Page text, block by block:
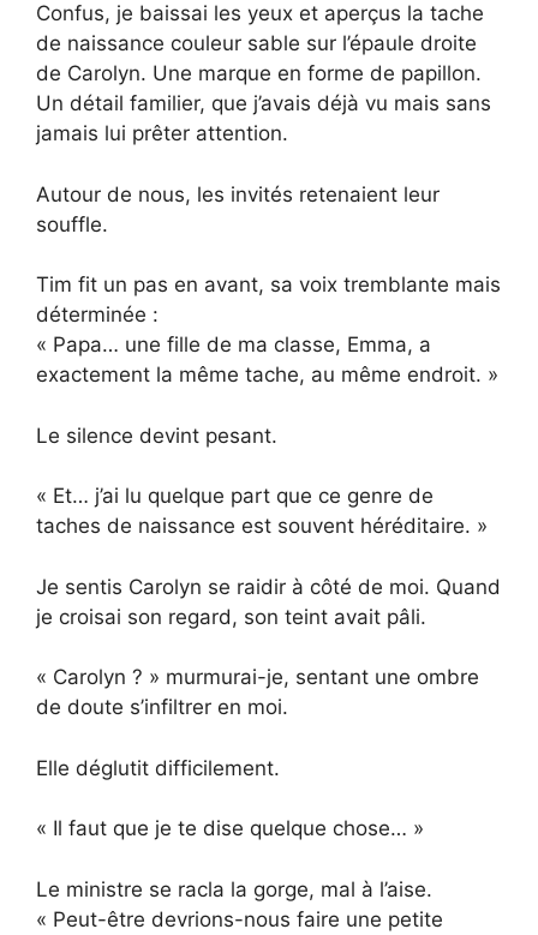
Confus, je baissai les yeux et aperçus la tache
de naissance couleur sable sur l’épaule droite
de Carolyn. Une marque en forme de papillon.
Un détail familier, que j’avais déjà vu mais sans
jamais lui prêter attention.
Autour de nous, les invités retenaient leur
souffle.
Tim fit un pas en avant, sa voix tremblante mais
déterminée :
« Papa… une fille de ma classe, Emma, a
exactement la même tache, au même endroit. »
Le silence devint pesant.
« Et… j’ai lu quelque part que ce genre de
taches de naissance est souvent héréditaire. »
Je sentis Carolyn se raidir à côté de moi. Quand
je croisai son regard, son teint avait pâli.
« Carolyn ? » murmurai-je, sentant une ombre
de doute s’infiltrer en moi.
Elle déglutit difficilement.
« Il faut que je te dise quelque chose… »
Le ministre se racla la gorge, mal à l’aise.
« Peut-être devrions-nous faire une petite